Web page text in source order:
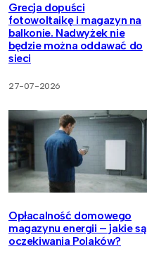
Grecja dopuści
fotowoltaikę i magazyn na
balkonie. Nadwyżek nie
będzie można oddawać do
sieci
27-07-2026
Opłacalność domowego
magazynu energii – jakie są
oczekiwania Polaków?